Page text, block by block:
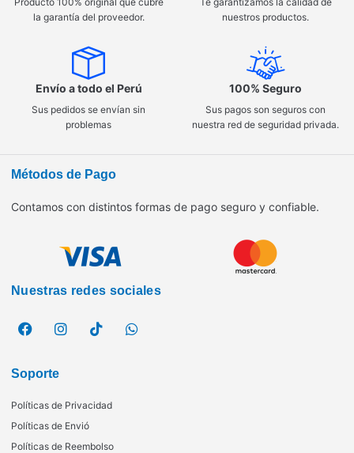
la garantía del proveedor.
nuestros productos.
Envío a todo el Perú
Sus pedidos se envían sin
problemas
100% Seguro
Sus pagos son seguros con
nuestra red de seguridad privada.
Métodos de Pago
Contamos con distintos formas de pago seguro y confiable.
Nuestras redes sociales
Soporte
Políticas de Privacidad
Políticas de Envió
Políticas de Reembolso